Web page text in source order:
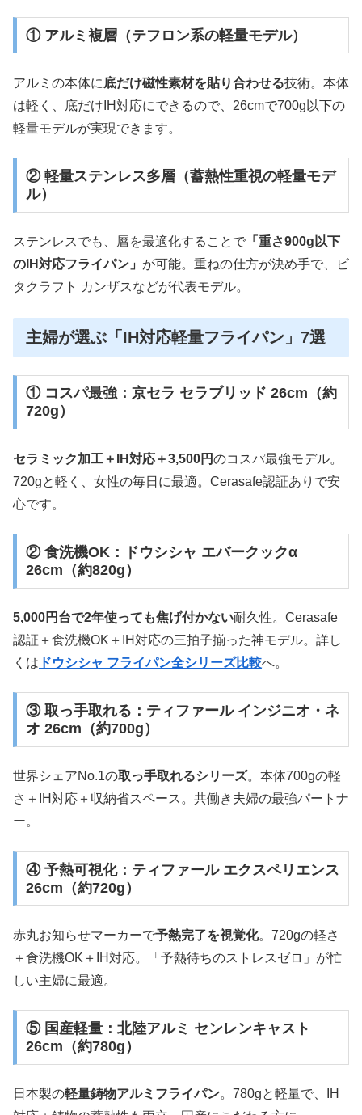
① アルミ複層（テフロン系の軽量モデル）
アルミの本体に底だけ磁性素材を貼り合わせる技術。本体
は軽く、底だけIH対応にできるので、26cmで700g以下の
軽量モデルが実現できます。
② 軽量ステンレス多層（蓄熱性重視の軽量モデ
ル）
ステンレスでも、層を最適化することで 「重さ900g以下
のIH対応フライパン」 が可能。重ねの仕方が決め手で、ビ
タクラフト カンザスなどが代表モデル。
主婦が選ぶ「IH対応軽量フライパン」7選
① コスパ最強：京セラ セラブリッド 26cm（約
720g）
セラミック加工＋IH対応＋3,500円のコスパ最強モデル。
720gと軽く、女性の毎日に最適。Cerasafe認証ありで安
心です。
② 食洗機OK：ドウシシャ エバークックα
26cm（約820g）
5,000円台で2年使っても焦げ付かない耐久性。Cerasafe
認証＋食洗機OK＋IH対応の三拍子揃った神モデル。詳し
くは ドウシシャ フライパン全シリーズ比較へ。
③ 取っ手取れる：ティファール インジニオ・ネ
オ 26cm（約700g）
世界シェアNo.1の取っ手取れるシリーズ。本体700gの軽
さ＋IH対応＋収納省スペース。共働き夫婦の最強パートナ
ー。
④ 予熱可視化：ティファール エクスペリエンス
26cm（約720g）
赤丸お知らせマーカーで予熱完了を視覚化。720gの軽さ
＋食洗機OK＋IH対応。「予熱待ちのストレスゼロ」が忙
しい主婦に最適。
⑤ 国産軽量：北陸アルミ センレンキャスト
26cm（約780g）
日本製の軽量鋳物アルミフライパン。780gと軽量で、IH